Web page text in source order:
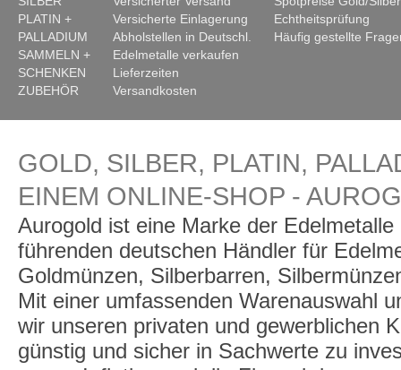
PLATIN +
PALLADIUM
SAMMELN +
SCHENKEN
ZUBEHÖR
Versicherte Einlagerung
Abholstellen in Deutschl.
Edelmetalle verkaufen
Lieferzeiten
Versandkosten
Echtheitsprüfung
Häufig gestellte
GOLD, SILBER, PLATIN,
EINEM ONLINE-SHOP -
Aurogold ist eine Marke der
führenden deutschen Händler für
Goldmünzen, Silberbarren,
Mit einer umfassenden Warenauswahl
wir unseren privaten und gewerblichen
günstig und sicher in Sachwerte zu